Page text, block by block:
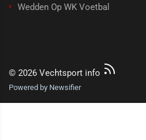
Wedden Op WK Voetbal
© 2026 Vechtsport info
Powered by Newsifier